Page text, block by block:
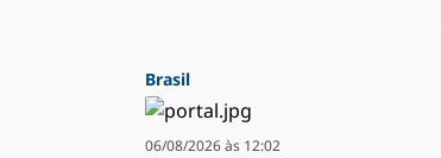
Brasil
06/08/2026 às 12:02